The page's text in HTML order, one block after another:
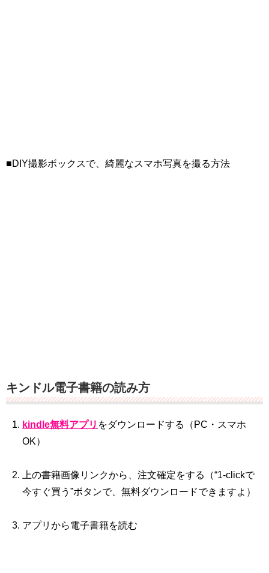
■DIY撮影ボックスで、綺麗なスマホ写真を撮る方法
キンドル電子書籍の読み方
kindle無料アプリ をダウンロードする（PC・スマホ
OK）
上の書籍画像リンクから、注文確定をする（“1‐clickで
今すぐ買う”ボタンで、無料ダウンロードできますよ）
アプリから電子書籍を読む